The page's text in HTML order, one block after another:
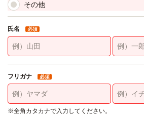
その他
氏名 必須
フリガナ 必須
※全角カタカナで入力してください。